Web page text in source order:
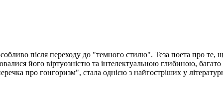
після переходу до "темного стилю". Теза поета про
його віртуозністю та інтелектуальною глибиною,
про гонгоризм", стала однією з найгостріших у